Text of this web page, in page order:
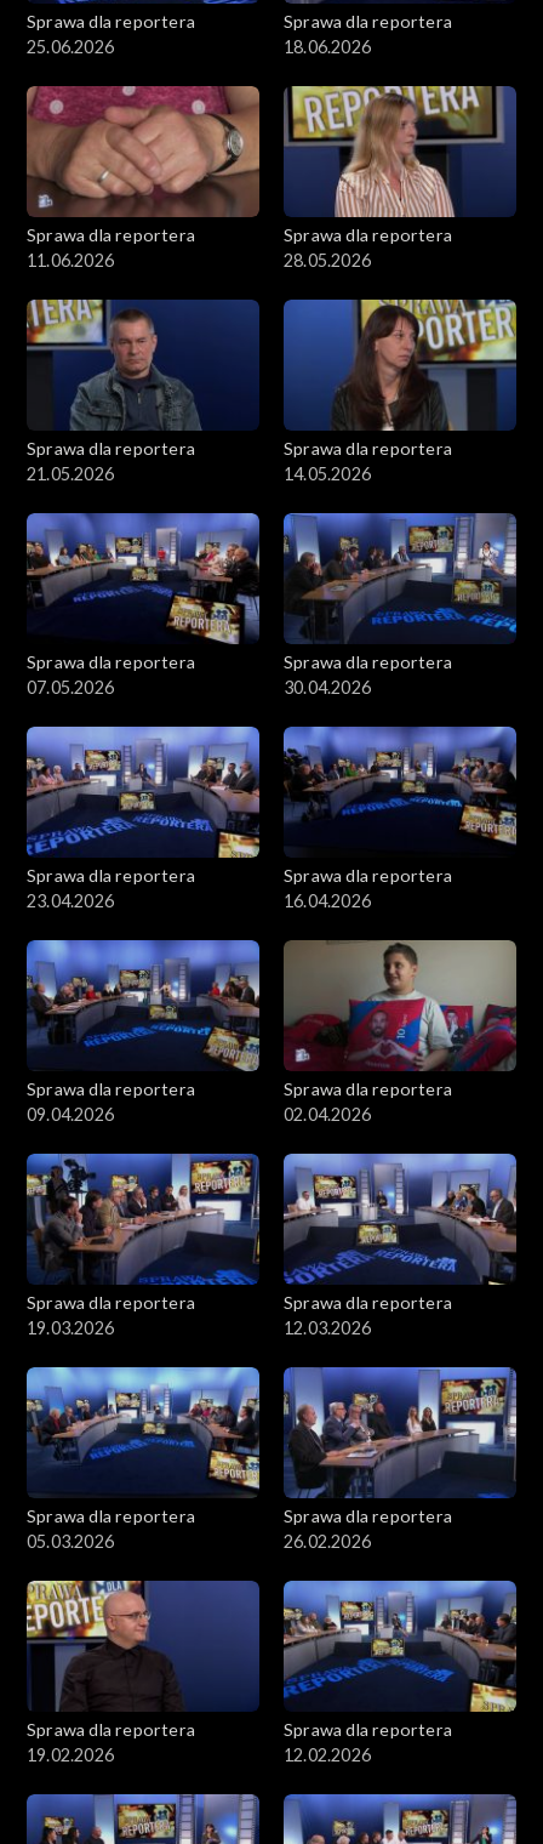
Sprawa dla reportera
25.06.2026
Sprawa dla reportera
18.06.2026
Sprawa dla reportera
11.06.2026
Sprawa dla reportera
28.05.2026
Sprawa dla reportera
21.05.2026
Sprawa dla reportera
14.05.2026
Sprawa dla reportera
07.05.2026
Sprawa dla reportera
30.04.2026
Sprawa dla reportera
23.04.2026
Sprawa dla reportera
16.04.2026
Sprawa dla reportera
09.04.2026
Sprawa dla reportera
02.04.2026
Sprawa dla reportera
19.03.2026
Sprawa dla reportera
12.03.2026
Sprawa dla reportera
05.03.2026
Sprawa dla reportera
26.02.2026
Sprawa dla reportera
19.02.2026
Sprawa dla reportera
12.02.2026